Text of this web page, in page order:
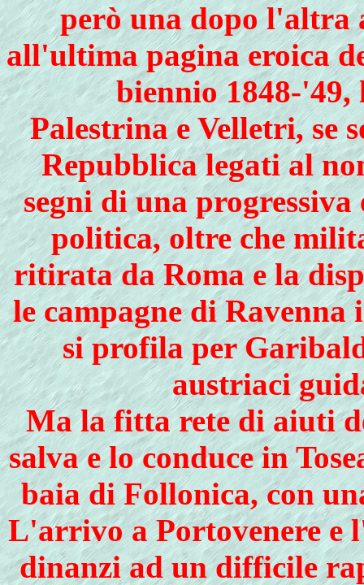
però una dopo l'altra
all'ultima pagina eroica
biennio 1848-'49,
Palestrina e Velletri, se
Repubblica legati al
segni di una
politica, oltre che
ritirata da Roma e la
le campagne di
si profila per
austriaci
Ma la fitta rete di aiuti
salva e lo conduce in
baia di Follonica, con
L'arrivo a Portovenere e
dinanzi ad un difficile